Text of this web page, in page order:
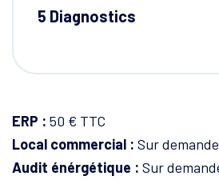
5 Diagnostics
ERP : 50 € TTC
Local commercial : Sur
Audit énérgétique : Sur